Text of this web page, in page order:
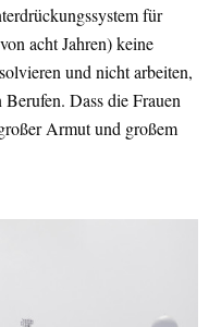
für
acht Jahren) keine
und nicht arbeiten,
Dass die Frauen
Armut und großem